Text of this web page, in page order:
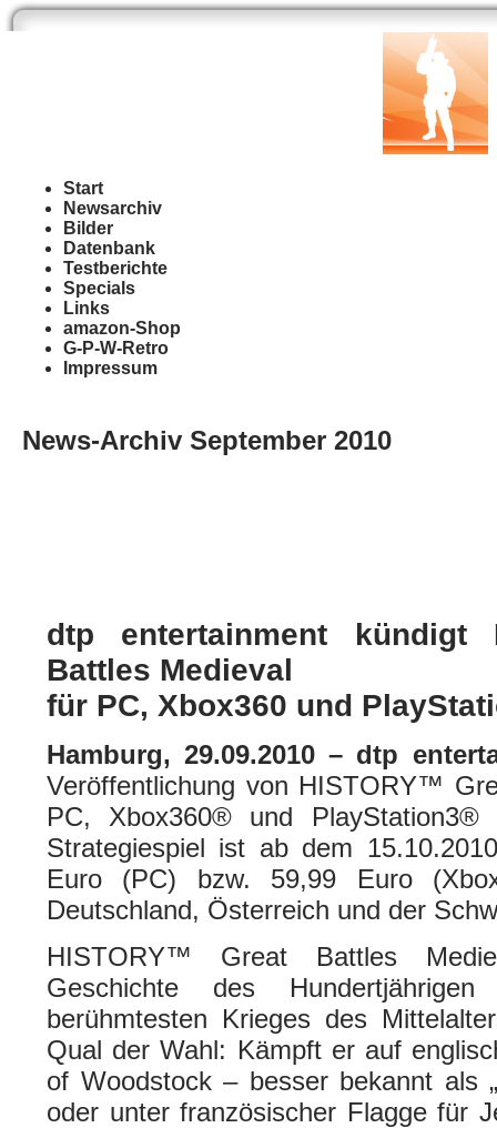
Start
Newsarchiv
Bilder
Datenbank
Testberichte
Specials
Links
amazon-Shop
G-P-W-Retro
Impressum
News-Archiv September 2010
dtp entertainment kündigt
Battles Medieval
für PC, Xbox360 und
Hamburg, 29.09.2010 – dtp
Veröffentlichung von HISTORY™
PC, Xbox360® und PlayStation3®
Strategiespiel ist ab dem
Euro (PC) bzw. 59,99 Euro
Deutschland, Österreich und der
HISTORY™ Great Battles
Geschichte des
berühmtesten Krieges des
Qual der Wahl: Kämpft er auf
of Woodstock – besser bekannt als
oder unter französischer Flagge für